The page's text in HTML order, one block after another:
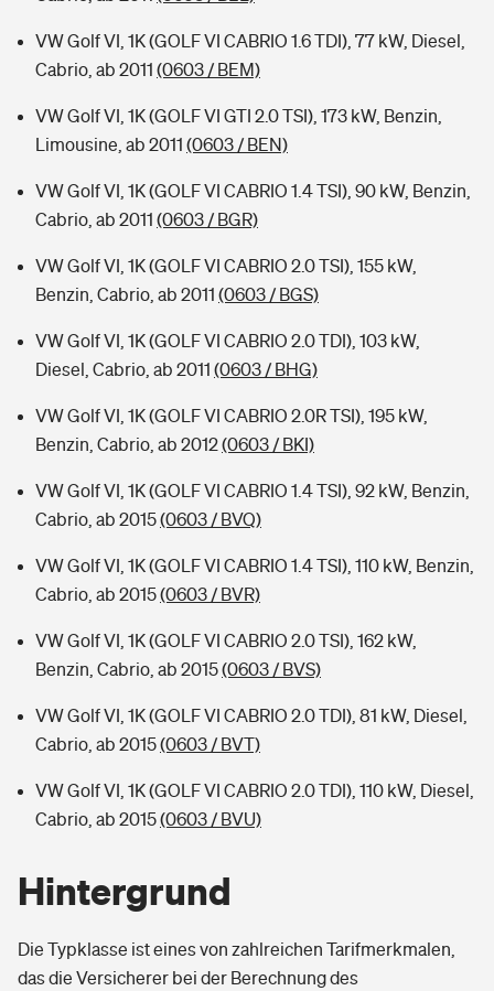
VW Golf VI, 1K (GOLF VI CABRIO 1.6 TDI), 77 kW, Diesel,
Cabrio, ab 2011 (0603 / BEM)
VW Golf VI, 1K (GOLF VI GTI 2.0 TSI), 173 kW, Benzin,
Limousine, ab 2011 (0603 / BEN)
VW Golf VI, 1K (GOLF VI CABRIO 1.4 TSI), 90 kW, Benzin,
Cabrio, ab 2011 (0603 / BGR)
VW Golf VI, 1K (GOLF VI CABRIO 2.0 TSI), 155 kW,
Benzin, Cabrio, ab 2011 (0603 / BGS)
VW Golf VI, 1K (GOLF VI CABRIO 2.0 TDI), 103 kW,
Diesel, Cabrio, ab 2011 (0603 / BHG)
VW Golf VI, 1K (GOLF VI CABRIO 2.0R TSI), 195 kW,
Benzin, Cabrio, ab 2012(0603 / BKI)
VW Golf VI, 1K (GOLF VI CABRIO 1.4 TSI), 92 kW, Benzin,
Cabrio, ab 2015(0603 / BVQ)
VW Golf VI, 1K (GOLF VI CABRIO 1.4 TSI), 110 kW, Benzin,
Cabrio, ab 2015(0603 / BVR)
VW Golf VI, 1K (GOLF VI CABRIO 2.0 TSI), 162 kW,
Benzin, Cabrio, ab 2015(0603 / BVS)
VW Golf VI, 1K (GOLF VI CABRIO 2.0 TDI), 81 kW, Diesel,
Cabrio, ab 2015(0603 / BVT)
VW Golf VI, 1K (GOLF VI CABRIO 2.0 TDI), 110 kW, Diesel,
Cabrio, ab 2015(0603 / BVU)
Hintergrund
Die Typklasse ist eines von zahlreichen Tarifmerkmalen,
das die Versicherer bei der Berechnung des